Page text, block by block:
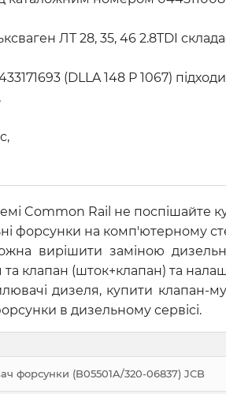
ЛТ 28, 35, 46 2.8TDI
(DLLA 148 P 1067)
Common Rail не поспішайте
форсунки на комп'ютерному
вирішити заміною
клапан (шток+клапан) та
дизеля, купити клапан-
в дизельному сервісі.
форсунки (B05501A/320-06837) JCB